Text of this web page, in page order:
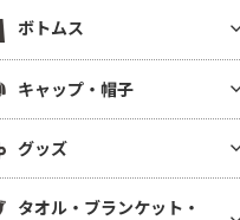
その他Tシャツ
スポーツアクセサリー
その他ジャケット・アウター
後染め・ピグメント長袖Tシャ
その他長袖Tシャツ
デニムバッグ
ショルダーバッグ
サコッシュ・スマホショルダー
エコ素材(SDGs) バッグ・ポー
ワークシャツ
チェックシャツ
アロハ・柄物シャツ
シャツジャケット
ワークパンツ
ワーク系アウター
つなぎ・オーバーオール
調理服・コックウェア
スクラブ
白衣・医療用ジャケット
胸当てエプロン
ショートエプロン
ミドルエプロン
ロング(ソムリエ)エプロン
帆前掛け
ボトムス
ロングパンツ
ハーフパンツ
ショーツ
スウェットパンツ(裏毛)
キャップ・帽子
キャップ
ニットキャップ
ハット
グッズ
マグカップ・湯呑
タオル・ブランケット・